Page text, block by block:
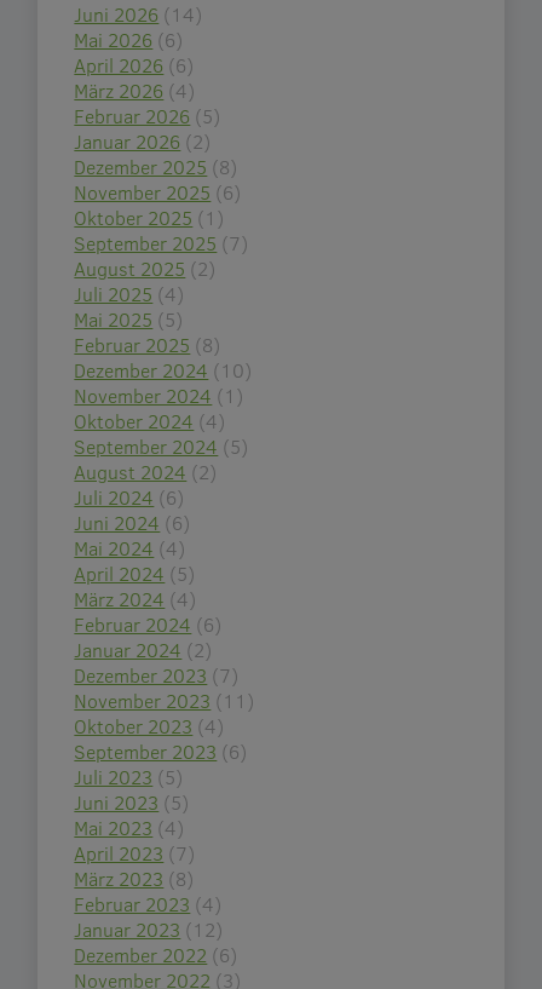
Juni 2026 (14)
Mai 2026 (6)
April 2026 (6)
März 2026 (4)
Februar 2026 (5)
Januar 2026 (2)
Dezember 2025 (8)
November 2025 (6)
Oktober 2025 (1)
September 2025 (7)
August 2025 (2)
Juli 2025 (4)
Mai 2025 (5)
Februar 2025 (8)
Dezember 2024 (10)
November 2024 (1)
Oktober 2024 (4)
September 2024 (5)
August 2024 (2)
Juli 2024 (6)
Juni 2024 (6)
Mai 2024 (4)
April 2024 (5)
März 2024 (4)
Februar 2024 (6)
Januar 2024 (2)
Dezember 2023 (7)
November 2023 (11)
Oktober 2023 (4)
September 2023 (6)
Juli 2023 (5)
Juni 2023 (5)
Mai 2023 (4)
April 2023 (7)
März 2023 (8)
Februar 2023 (4)
Januar 2023 (12)
Dezember 2022 (6)
November 2022 (3)